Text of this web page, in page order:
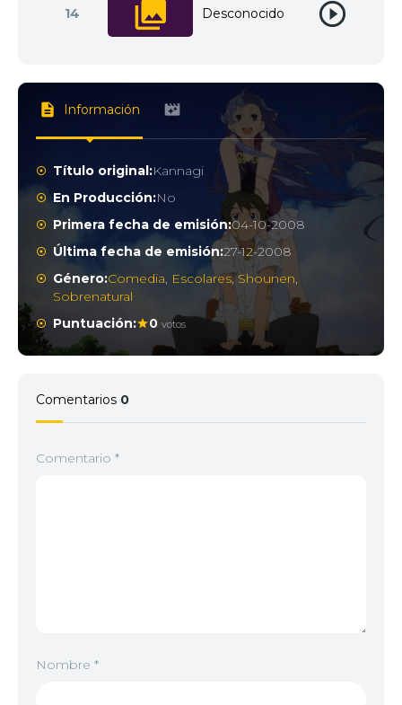
14 Desconocido
Información
Título original:Kannagi
En Producción:No
Primera fecha de emisión:04-10-2008
Última fecha de emisión:27-12-2008
Género:Comedia, Escolares, Shounen,
Sobrenatural
Puntuación:
0 votos
Comentarios 0
Comentario *
Nombre *